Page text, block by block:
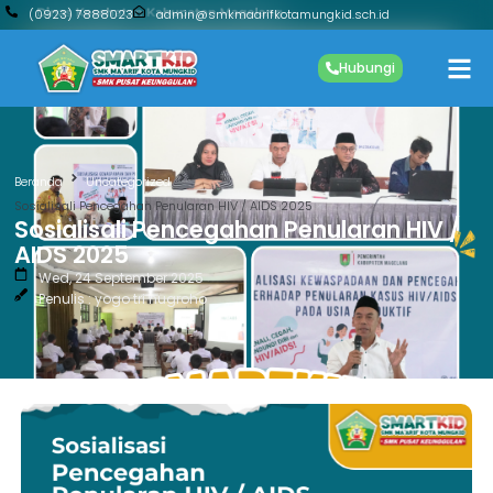
(0923) 7888023 admin@smkmaarifkotamungkid.sch.id
Hubungi
Beranda
Uncategorized
Sosialisali Pencegahan Penularan HIV / AIDS 2025
Sosialisali Pencegahan Penularan HIV /
AIDS 2025
Wed, 24 September 2025
Penulis : yogo tri nugroho